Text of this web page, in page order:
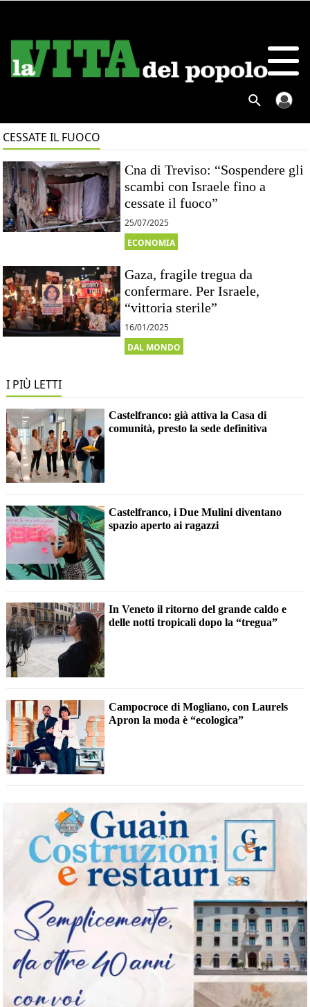
CESSATE IL FUOCO
Cna di Treviso: “Sospendere gli
scambi con Israele fino a
cessate il fuoco”
25/07/2025
ECONOMIA
Gaza, fragile tregua da
confermare. Per Israele,
“vittoria sterile”
16/01/2025
DAL MONDO
I PIÙ LETTI
Castelfranco: già attiva la Casa di
comunità, presto la sede definitiva
Castelfranco, i Due Mulini diventano
spazio aperto ai ragazzi
In Veneto il ritorno del grande caldo e
delle notti tropicali dopo la “tregua”
Campocroce di Mogliano, con Laurels
Apron la moda è “ecologica”